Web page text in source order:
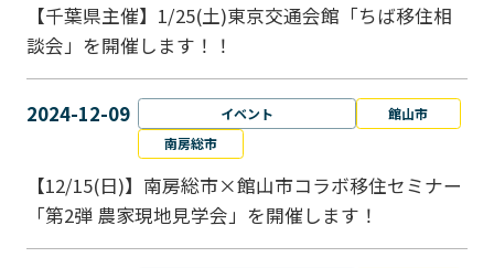
【千葉県主催】1/25(土)東京交通会館「ちば移住相
談会」を開催します！！
2024-12-09 イベント
館山市
南房総市
【12/15(日)】南房総市×館山市コラボ移住セミナー
「第2弾 農家現地見学会」を開催します！